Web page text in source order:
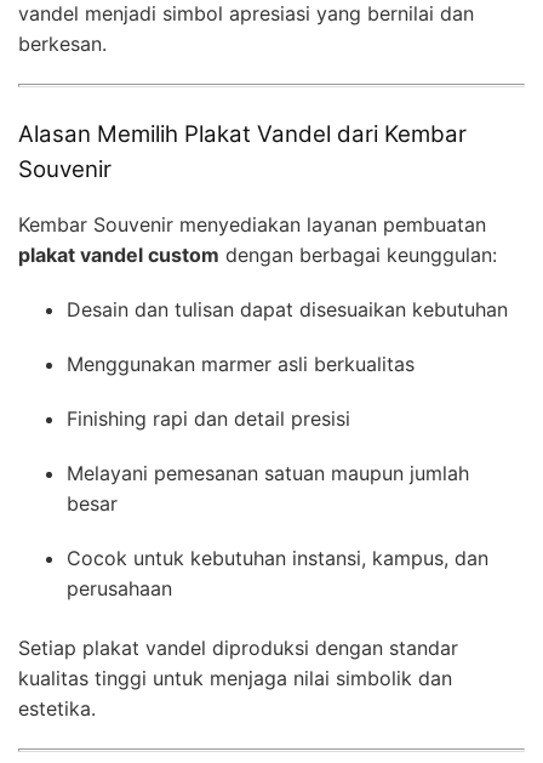
vandel menjadi simbol apresiasi yang bernilai dan
berkesan.
Alasan Memilih Plakat Vandel dari Kembar
Souvenir
Kembar Souvenir menyediakan layanan pembuatan
plakat vandel custom dengan berbagai keunggulan:
Desain dan tulisan dapat disesuaikan kebutuhan
Menggunakan marmer asli berkualitas
Finishing rapi dan detail presisi
Melayani pemesanan satuan maupun jumlah
besar
Cocok untuk kebutuhan instansi, kampus, dan
perusahaan
Setiap plakat vandel diproduksi dengan standar
kualitas tinggi untuk menjaga nilai simbolik dan
estetika.